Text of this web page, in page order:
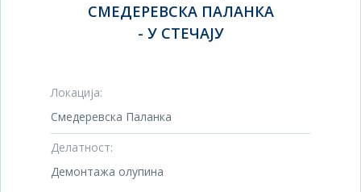
СМЕДЕРЕВСКА ПАЛАНКА
- У СТЕЧАЈУ
Локација:
Смедеревска Паланка
Делатност:
Демонтажа олупина